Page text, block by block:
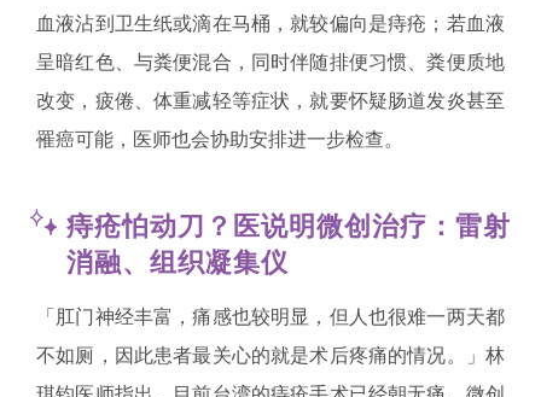
血液沾到卫生纸或滴在马桶，就较偏向是痔疮；若血液
呈暗红色、与粪便混合，同时伴随排便习惯、粪便质地
改变，疲倦、体重减轻等症状，就要怀疑肠道发炎甚至
罹癌可能，医师也会协助安排进一步检查。
痔疮怕动刀？医说明微创治疗：雷射
消融、组织凝集仪
「肛门神经丰富，痛感也较明显，但人也很难一两天都
不如厕，因此患者最关心的就是术后疼痛的情况。」林